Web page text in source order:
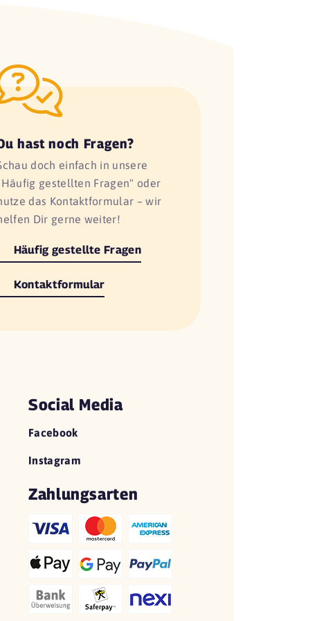
hast noch Fragen?
doch einfach in unsere
gestellten Fragen" oder
das Kontaktformular – wir
Dir gerne weiter!
Häufig gestellte Fragen
Kontaktformular
Social Media
Facebook
Instagram
Zahlungsarten